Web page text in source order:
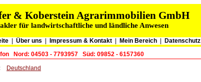
& Koberstein Agrarimmobilien GmbH
für landwirtschaftliche und ländliche Anwesen
| Über uns Impressum & Kontakt| Mein Bereich Datenschutz
Nord: 04503 - 7793957 Süd: 09852 - 6157360
Deutschland